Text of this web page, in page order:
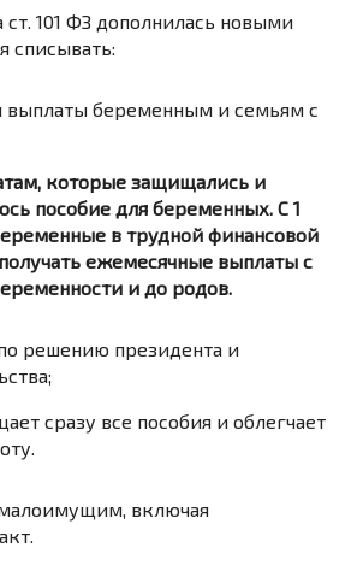
ст. 101 ФЗ дополнилась новыми
списывать:
выплаты беременным и семьям с
которые защищались и
пособие для беременных. С 1
в трудной финансовой
ежемесячные выплаты с
и до родов.
решению президента и
сразу все пособия и облегчает
включая